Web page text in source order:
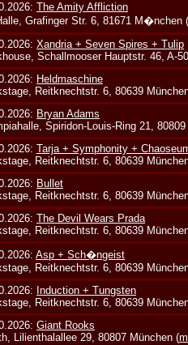
The Amity Affliction
Grafinger Str. 6, 81671 M�nchen
Xandria + Seven Spires + Tulip
Schallmooser Hauptstr. 46, A-
Heldmaschine
Reitknechtstr. 6, 80639
Bryan Adams
Spiridon-Louis-Ring 21,
Tarja + Symphonity +
Reitknechtstr. 6, 80639
Bullet
Reitknechtstr. 6, 80639
The Devil Wears Prada
Reitknechtstr. 6, 80639
Asp + Sch�ngeist
Reitknechtstr. 6, 80639
Induction + Tungsten
Reitknechtstr. 6, 80639
Giant Rooks
Lilienthalallee 29, 80807 München (